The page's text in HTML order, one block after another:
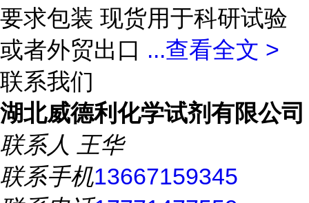
要求包装 现货用于科研试验
或者外贸出口 ...查看全文 >
联系我们
湖北威德利化学试剂有限公司
联系人 王华
联系手机13667159345